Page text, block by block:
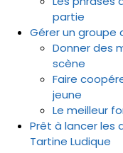
partie
Gérer un groupe
Donner des
scène
Faire
jeune
Le meilleur
Prêt à lancer les
Tartine Ludique